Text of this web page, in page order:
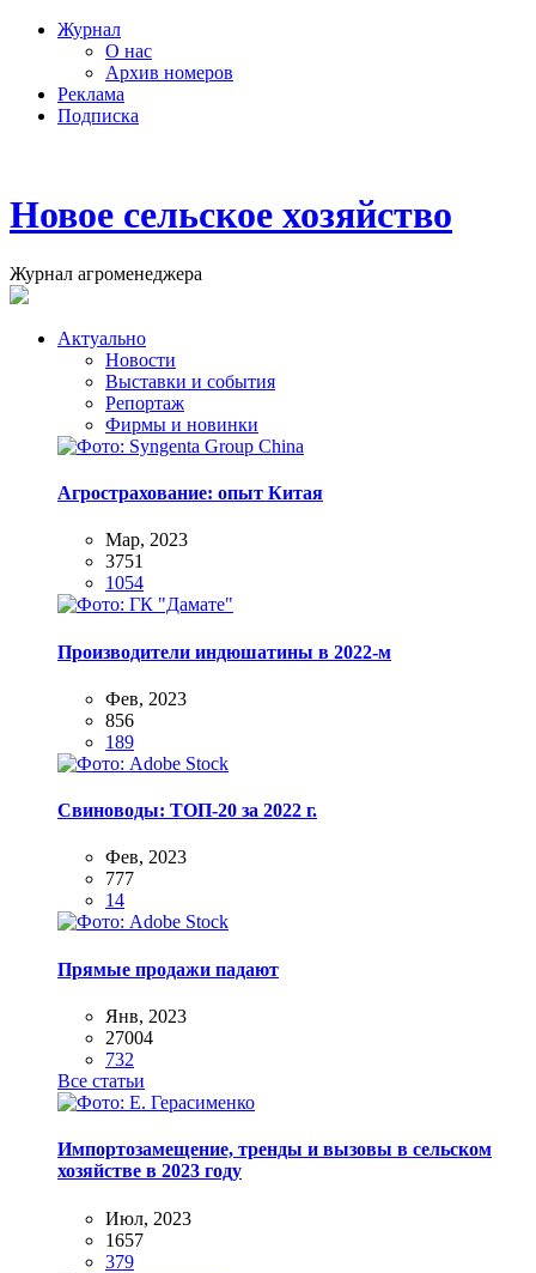
Журнал
О нас
Архив номеров
Реклама
Подписка
Новое сельское хозяйство
Журнал агроменеджера
Актуально
Новости
Выставки и события
Репортаж
Фирмы и новинки
Агрострахование: опыт Китая
Мар, 2023
3751
1054
Производители индюшатины в 2022-м
Фев, 2023
856
189
Свиноводы: ТОП-20 за 2022 г.
Фев, 2023
777
14
Прямые продажи падают
Янв, 2023
27004
732
Все статьи
Импортозамещение, тренды и вызовы в сельском
хозяйстве в 2023 году
Июл, 2023
1657
379